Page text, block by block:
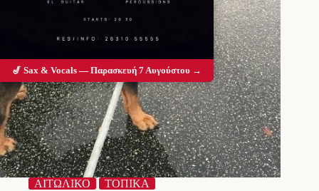
ΑΙΤΩΛΙΚΟ ΤΟΠΙΚΑ
🎷 Sax & Vocals — Παρασκευή 7 Αυγούστου →